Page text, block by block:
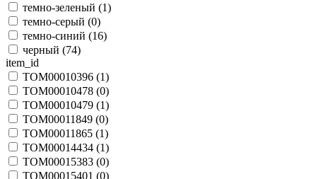
темно-зеленый (1)
темно-серый (0)
темно-синий (16)
черный (74)
item_id
TOM00010396 (1)
TOM00010478 (0)
TOM00010479 (1)
TOM00011849 (0)
TOM00011865 (1)
TOM00014434 (1)
TOM00015383 (0)
TOM00015401 (0)